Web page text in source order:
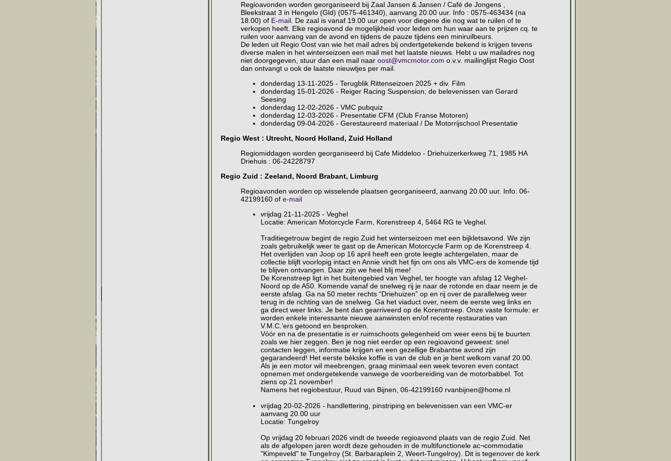
Regioavonden worden georganiseerd bij Zaal Jansen & Jansen / Café de Jongens ,
Bleekstraat 3 in Hengelo (Gld) (0575-461340), aanvang 20.00 uur. Info : 0575-463434 (na
18:00) of E-mail. De zaal is vanaf 19.00 uur open voor diegene die nog wat te ruilen of te
verkopen heeft. Elke regioavond de mogelijkheid voor leden om hun waar aan te prijzen cq. te
ruilen voor aanvang van de avond en tijdens de pauze tijdens een miniruilbeurs.
De leden uit Regio Oost van wie het mail adres bij ondertgetekende bekend is krijgen tevens
diverse malen in het winterseizoen een mail met het laatste nieuws. Hebt u uw mailadres nog
niet doorgegeven, stuur dan een mail naar oost@vmcmotor.com o.v.v. mailinglijst Regio Oost
dan ontvangt u ook de laatste nieuwtjes per mail.
donderdag 13-11-2025 - Terugblik Rittenseizoen 2025 + div. Film
donderdag 15-01-2026 - Reiger Racing Suspension; de belevenissen van Gerard
Seesing
donderdag 12-02-2026 - VMC pubquiz
donderdag 12-03-2026 - Presentatie CFM (Club Franse Motoren)
donderdag 09-04-2026 - Gerestaureerd materiaal / De Motorrijschool Presentatie
Regio West: Utrecht, Noord Holland, Zuid Holland
Regiomiddagen worden georganiseerd bij Cafe Middeloo - Driehuizerkerkweg 71, 1985 HA
Driehuis : 06-24228797
Regio Zuid : Zeeland, Noord Brabant, Limburg
Regioavonden worden op wisselende plaatsen georganiseerd, aanvang 20.00 uur. Info: 06-
42199160 of e-mail
vrijdag 21-11-2025 - Veghel
Locatie: American Motorcycle Farm, Korenstreep 4, 5464 RG te Veghel.
Traditiegetrouw begint de regio Zuid het winterseizoen met een bijkletsavond. We zijn
zoals gebruikelijk weer te gast op de American Motorcycle Farm op de Korenstreep 4.
Het overlijden van Joop op 16 april heeft een grote leegte achtergelaten, maar de
collectie blijft voorlopig intact en Annie vindt het fijn om ons als VMC-ers de komende tijd
te blijven ontvangen. Daar zijn we heel blij mee!
De Korenstreep ligt in het buitengebied van Veghel, ter hoogte van afslag 12 Veghel-
Noord op de A50. Komende vanaf de snelweg rij je naar de rotonde en daar neem je de
eerste afslag. Ga na 50 meter rechts “Driehuizen” op en rij over de parallelweg weer
terug in de richting van de snelweg. Ga het viaduct over, neem de eerste weg links en
ga direct weer links. Je bent dan gearriveerd op de Korenstreep. Onze vaste formule: er
worden enkele interessante nieuwe aanwinsten en/of recente restauraties van
V.M.C.’ers getoond en besproken.
Vóór en na de presentatie is er ruimschoots gelegenheid om weer eens bij te buurten
zoals we hier zeggen. Ben je nog niet eerder op een regioavond geweest: snel
contacten leggen, informatie krijgen en een gezellige Brabantse avond zijn
gegarandeerd! Het eerste bèkske koffie is van de club en je bent welkom vanaf 20.00.
Als je een motor wil meebrengen, graag minimaal een week tevoren even contact
opnemen met ondergetekende vanwege de voorbereiding van de motorbabbel. Tot
ziens op 21 november!
Namens het regiobestuur, Ruud van Bijnen, 06-42199160 rvanbijnen@home.nl
vrijdag 20-02-2026 - handlettering, pinstriping en belevenissen van een VMC-er
aanvang 20.00 uur
Locatie: Tungelroy
Op vrijdag 20 februari 2026 vindt de tweede regioavond plaats van de regio Zuid. Net
als de afgelopen jaren wordt deze gehouden in de multifunctionele ac¬commodatie
"Kimpeveld" te Tungelroy (St. Barbaraplein 2, Weert-Tungelroy). Dit is tegenover de kerk